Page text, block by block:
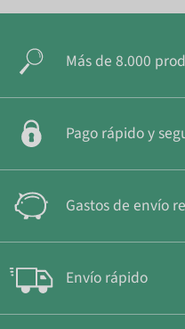
Más de 8.000
Pago rápido y
Gastos de envío
Envío rápido